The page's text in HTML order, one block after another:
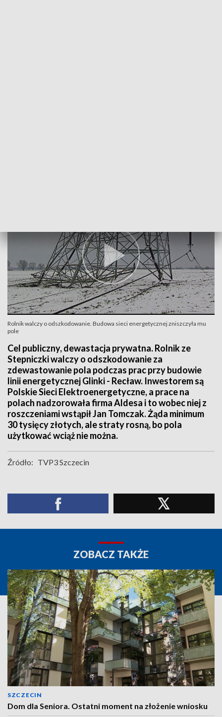
Rolnik walczy o odszkodowanie. Budowa sieci energetycznej zniszczyła mu
pole
Cel publiczny, dewastacja prywatna. Rolnik ze
Stepniczki walczy o odszkodowanie za
zdewastowanie pola podczas prac przy budowie
linii energetycznej Glinki - Recław. Inwestorem są
Polskie Sieci Elektroenergetyczne, a prace na
polach nadzorowała firma Aldesa i to wobec niej z
roszczeniami wstąpił Jan Tomczak. Żąda minimum
30 tysięcy złotych, ale straty rosną, bo pola
użytkować wciąż nie można.
Źródło: TVP3 Szczecin
ZOBACZ TAKŻE
SZCZECIN
Dom dla Seniora. Ostatni moment na złożenie wniosku